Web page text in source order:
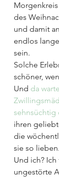
des
und damit
endlos
sein.
Solche
schöner,
Und da
sehnsüchtig
ihren
die
sie so lieben.
Und ich?
ungestörte